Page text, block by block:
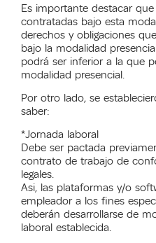
Es importante destacar
contratadas bajo esta
derechos y obligaciones
bajo la modalidad
podrá ser inferior a la que
modalidad presencial.
Por otro lado, se
saber:
*Jornada laboral
Debe ser pactada
contrato de trabajo de
legales.
Asi, las plataformas y/o
empleador a los fines
deberán desarrollarse de
laboral establecida.